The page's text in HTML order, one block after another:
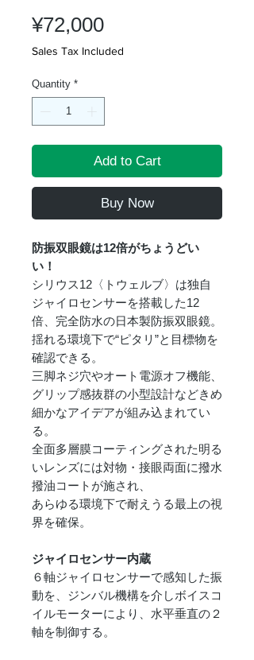
¥72,000Price
Sales Tax Included
Quantity *
Add to Cart
Buy Now
防振双眼鏡は12倍がちょうどい
い！
シリウス12〈トウェルブ〉は独自
ジャイロセンサーを搭載した12
倍、完全防水の日本製防振双眼鏡。
揺れる環境下で“ピタリ”と目標物を
確認できる。
三脚ネジ穴やオート電源オフ機能、
グリップ感抜群の小型設計などきめ
細かなアイデアが組み込まれてい
る。
全面多層膜コーティングされた明る
いレンズには対物・接眼両面に撥水
撥油コートが施され、
あらゆる環境下で耐えうる最上の視
界を確保。
ジャイロセンサー内蔵
６軸ジャイロセンサーで感知した振
動を、ジンバル機構を介しボイスコ
イルモーターにより、水平垂直の２
軸を制御する。